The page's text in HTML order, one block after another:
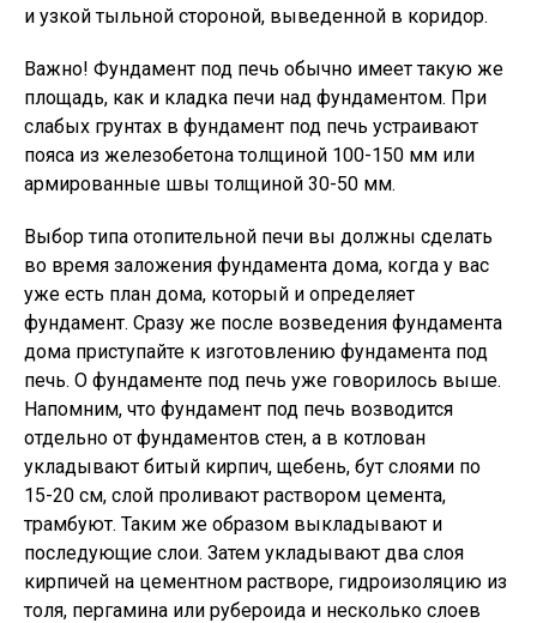
и узкой тыльной стороной, выведенной в коридор.
Важно! Фундамент под печь обычно имеет такую же
площадь, как и кладка печи над фундаментом. При
слабых грунтах в фундамент под печь устраивают
пояса из железобетона толщиной 100-150 мм или
армированные швы толщиной 30-50 мм.
Выбор типа отопительной печи вы должны сделать
во время заложения фундамента дома, когда у вас
уже есть план дома, который и определяет
фундамент. Сразу же после возведения фундамента
дома приступайте к изготовлению фундамента под
печь. О фундаменте под печь уже говорилось выше.
Напомним, что фундамент под печь возводится
отдельно от фундаментов стен, а в котлован
укладывают битый кирпич, щебень, бут слоями по
15-20 см, слой проливают раствором цемента,
трамбуют. Таким же образом выкладывают и
последующие слои. Затем укладывают два слоя
кирпичей на цементном растворе, гидроизоляцию из
толя, пергамина или рубероида и несколько слоев